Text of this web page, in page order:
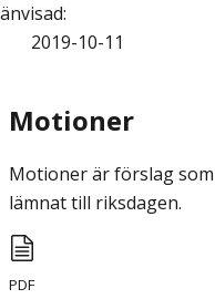
:
2019-10-11
Motioner
Motioner är förslag
lämnat till riksdagen.
PDF